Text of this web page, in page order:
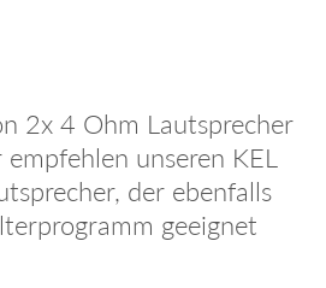
2x 4 Ohm Lautsprecher
unseren KEL
der ebenfalls
geeignet